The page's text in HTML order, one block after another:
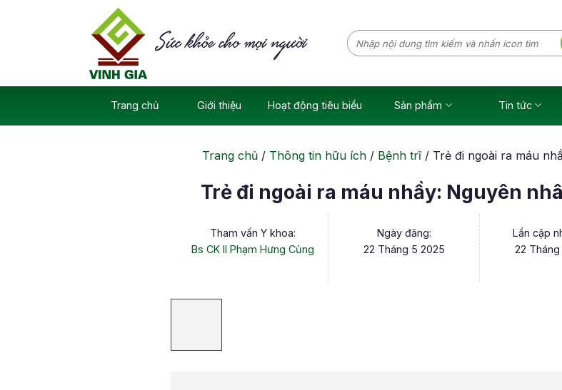
Tìm
kiếm:
Trang chủ Giới thiệu Hoạt động tiêu biểu Sản phẩm Tin tức
Trang chủ / Thông tin hữu ích / Bệnh trĩ/ Trẻ đi ngoài ra máu
Trẻ đi ngoài ra máu nhầy: Nguyên
Tham vấn Y khoa:
Bs CK II Phạm Hưng Củng
Ngày đăng:
22 Tháng 5 2025
Lần cập
22